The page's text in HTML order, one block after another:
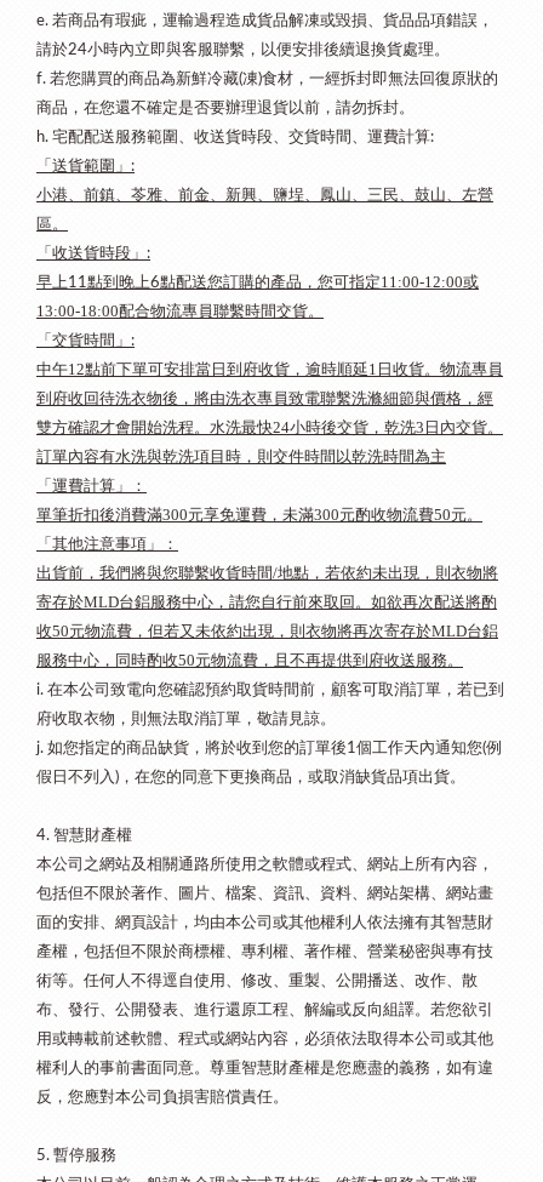
e. 若商品有瑕疵，運輸過程造成貨品解凍或毀損、貨品品項錯誤，
請於24小時內立即與客服聯繫，以便安排後續退換貨處理。
f. 若您購買的商品為新鮮冷藏(凍)食材，一經拆封即無法回復原狀的
商品，在您還不確定是否要辦理退貨以前，請勿拆封。
h. 宅配配送服務範圍、收送貨時段、交貨時間、運費計算:
「送貨範圍」 :
小港、前鎮、苓雅、前金、新興、鹽埕、鳳山、三民、鼓山、左營
區。
「收送貨時段」
:
早上11點到晚上6點配送您訂購的產品，您可指定11:00-12:00或
13:00-18:00配合物流專員聯繫時間交貨。
「交貨時間」 :
中午12點前下單可安排當日到府收貨，逾時順延1日收貨。 物流專員
到府收回待洗衣物後，將由洗衣專員致電聯繫洗滌細節與價格，經
雙方確認才會開始洗程。水洗最快24小時後交貨，乾洗3日內交貨。
訂單內容有水洗與乾洗項目時，則交件時間以乾洗時間為主
「運費計算」：
單筆折扣後消費滿300元享免運費，未滿300元酌收物流費50元。
「其他注意事項」：
出貨前，我們將與您聯繫收貨時間/地點，若依約未出現，則衣物將
寄存於MLD台鋁服務中心，請您自行前來取回。如欲再次配送將酌
收50元物流費，但若又未依約出現，則衣物將再次寄存於MLD台鋁
服務中心，同時酌收50元物流費，且不再提供到府收送服務。
i. 在本公司致電向您確認預約取貨時間前，顧客可取消訂單，若已到
府收取衣物，則無法取消訂單，敬請見諒。
j. 如您指定的商品缺貨，將於收到您的訂單後1個工作天內通知您(例
假日不列入) ，在您的同意下更換商品，或取消缺貨品項出貨。
4. 智慧財產權
本公司之網站及相關通路所使用之軟體或程式、網站上所有內容，
包括但不限於著作、圖片、檔案、資訊、資料、網站架構、網站畫
面的安排、網頁設計，均由本公司或其他權利人依法擁有其智慧財
產權，包括但不限於商標權、專利權、著作權、營業秘密與專有技
術等。任何人不得逕自使用、修改、重製、公開播送、改作、散
布、發行、公開發表、進行還原工程、解編或反向組譯。若您欲引
用或轉載前述軟體、程式或網站內容，必須依法取得本公司或其他
權利人的事前書面同意。尊重智慧財產權是您應盡的義務，如有違
反，您應對本公司負損害賠償責任。
5. 暫停服務